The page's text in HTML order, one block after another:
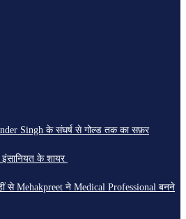
Singh के संघर्ष से गोल्ड तक का सफ़र
के शायर
से Mehakpreet ने Medical Professional बनने